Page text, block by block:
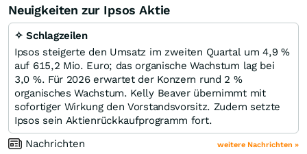
Neuigkeiten zur Ipsos Aktie
✧ Schlagzeilen
Ipsos steigerte den Umsatz im zweiten Quartal um 4,9 %
auf 615,2 Mio. Euro; das organische Wachstum lag bei
3,0 %. Für 2026 erwartet der Konzern rund 2 %
organisches Wachstum. Kelly Beaver übernimmt mit
sofortiger Wirkung den Vorstandsvorsitz. Zudem setzte
Ipsos sein Aktienrückkaufprogramm fort.
Nachrichten
weitere Nachrichten »